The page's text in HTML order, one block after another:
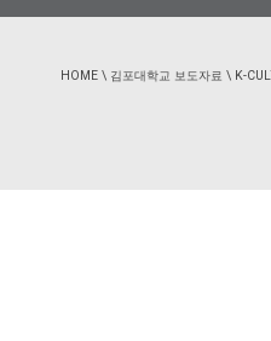
HOME \ 김포대학교 보도자료 \ K-